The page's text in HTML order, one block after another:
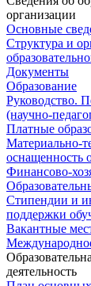
организации
Основные
Структура и
Документы
Образование
Руководство.
(научно-
Платные
Материально-
оснащенность
Финансово-
Стипендии и
поддержки
Вакантные
деятельность